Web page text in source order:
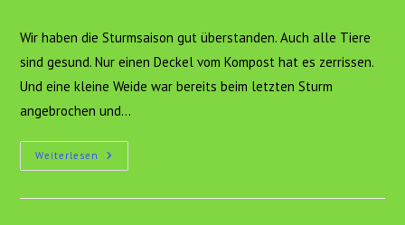
Wir haben die Sturmsaison gut überstanden. Auch alle Tiere
sind gesund. Nur einen Deckel vom Kompost hat es zerrissen.
Und eine kleine Weide war bereits beim letzten Sturm
angebrochen und…
Weiterlesen Stürmische
Zeiten
Nachwuchs